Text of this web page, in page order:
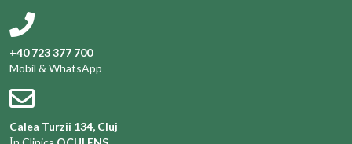
+40 723 377 700
Mobil & WhatsApp
Calea Turzii 134, Cluj